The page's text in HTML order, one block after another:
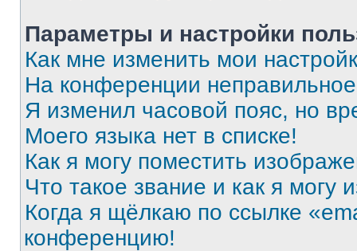
Параметры и настройки
Как мне изменить мои
На конференции
Я изменил часовой пояс, но
Моего языка нет в списке!
Как я могу поместить
Что такое звание и как я могу
Когда я щёлкаю по ссылке
конференцию!